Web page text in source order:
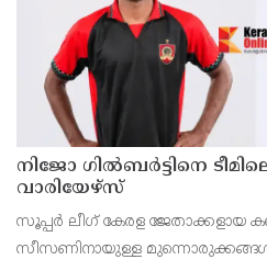
നിജോ ഗിൽബർട്ടിനെ
വാരിയേഴ്സ്
സൂപ്പർ ലീഗ് കേരള ജേതാക്കളായ
സീസണിനായുള്ള മുന്നൊരുക്കങ്ങൾ